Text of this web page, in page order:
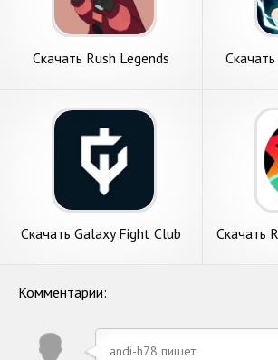
Скачать Rush Legends
Андроид
Скачать Galaxy Fight Club
Скачать
Комментарии:
andi-h78 пишет: